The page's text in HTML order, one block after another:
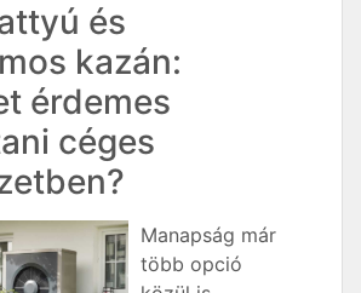
és
kazán:
érdemes
céges
Manapság már
több opció